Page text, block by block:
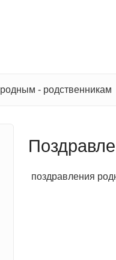
родным - родственникам
поздравления